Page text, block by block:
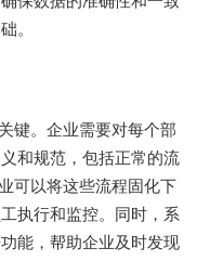
。
键。企业需要对每个部
和规范，包括正常的流
可以将这些流程固化下
执行和监控。同时，系
能，帮助企业及时发现